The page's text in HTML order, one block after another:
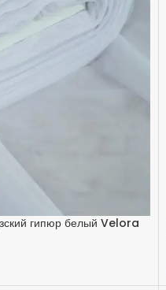
гипюр белый Velora